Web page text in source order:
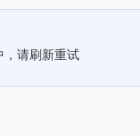
，请刷新重试